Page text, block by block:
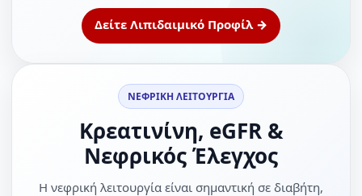
Δείτε Λιπιδαιμικό Προφίλ →
ΝΕΦΡΙΚΗ ΛΕΙΤΟΥΡΓΙΑ
Κρεατινίνη, eGFR &
Νεφρικός Έλεγχος
Η νεφρική λειτουργία είναι σημαντική σε διαβήτη,